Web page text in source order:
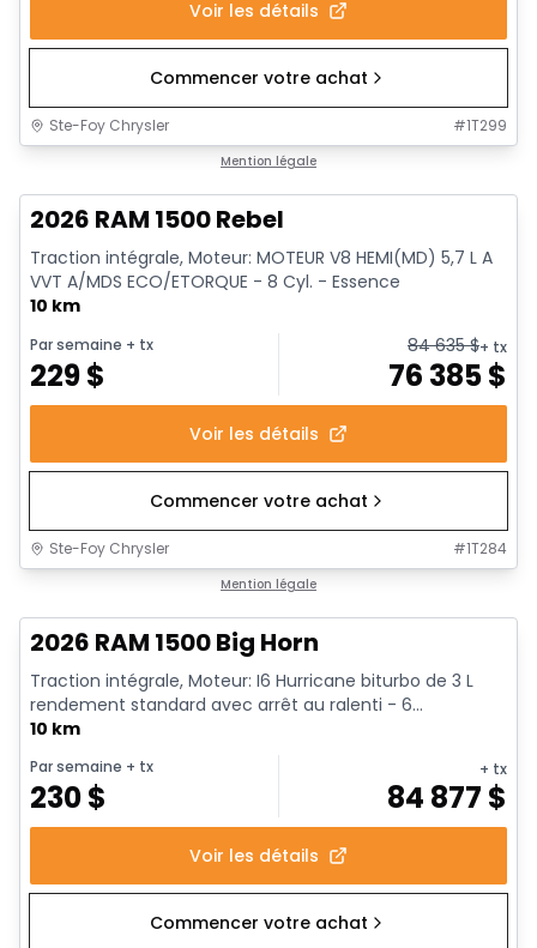
Voir les détails
Commencer votre achat
Ste-Foy Chrysler #1T299
Mention légale
2026 RAM 1500 Rebel
Traction intégrale, Moteur: MOTEUR V8 HEMI(MD) 5,7 L A
VVT A/MDS ECO/ETORQUE - 8 Cyl. - Essence
10 km
Par semaine + tx
229$
84 635$+ tx
76 385$
Voir les détails
Commencer votre achat
Ste-Foy Chrysler #1T284
Mention légale
2026 RAM 1500 Big Horn
Traction intégrale, Moteur: I6 Hurricane biturbo de 3 L
rendement standard avec arrêt au ralenti - 6...
10 km
Par semaine + tx
230$
+ tx
84 877 $
Voir les détails
Commencer votre achat